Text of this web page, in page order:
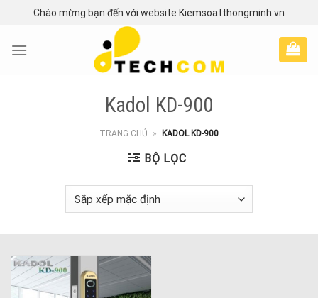
content
Chào mừng bạn đến với website Kiemsoatthongminh.vn
Kadol KD-900
TRANG CHỦ » KADOL KD-900
BỘ LỌC